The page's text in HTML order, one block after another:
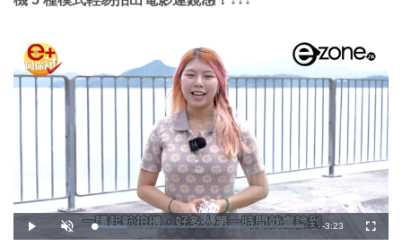
播
放
開
啟
載
入
剩
-3:23
全
螢